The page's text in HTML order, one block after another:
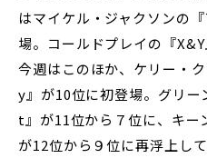
はマイケル・ジャクソンの
場。コールドプレイの『
今週はこのほか、ケリー・
y』が10位に初登場。グリ
t』が11位から７位に、キー
が12位から９位に再浮上して